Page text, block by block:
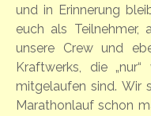
und in Erinnerung
euch als Teilnehmer,
unsere Crew und
Kraftwerks, die
mitgelaufen sind. Wir
Marathonlauf schon